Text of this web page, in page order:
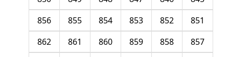
851
852
853
854
855
856
857
858
859
860
861
862